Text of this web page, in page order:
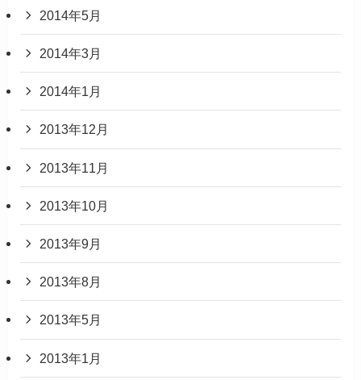
2014年5月
2014年3月
2014年1月
2013年12月
2013年11月
2013年10月
2013年9月
2013年8月
2013年5月
2013年1月